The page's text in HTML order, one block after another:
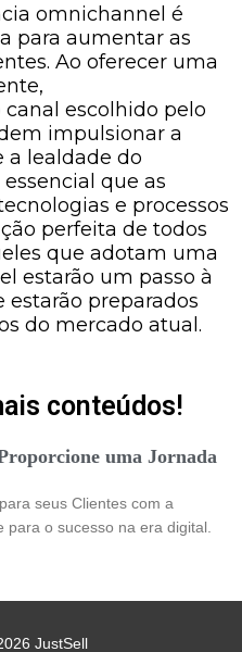
omnichannel é
para aumentar as
Ao oferecer uma
escolhido pelo
impulsionar a
a lealdade do
que as
e processos
perfeita de todos
que adotam uma
estarão um passo à
preparados
do mercado atual.
conteúdos!
uma Jornada
seus Clientes com a
para o sucesso na era digital.
JustSell